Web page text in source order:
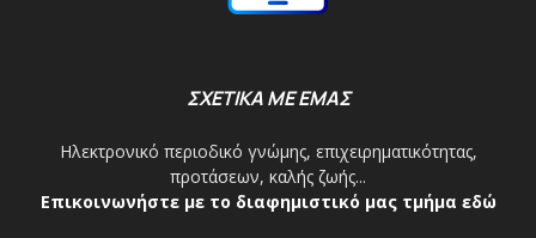
ΣΧΕΤΙΚΑ ΜΕ ΕΜΑΣ
Ηλεκτρονικό περιοδικό γνώμης, επιχειρηματικότητας,
προτάσεων, καλής ζωής...
Επικοινωνήστε με το διαφημιστικό μας τμήμα εδώ